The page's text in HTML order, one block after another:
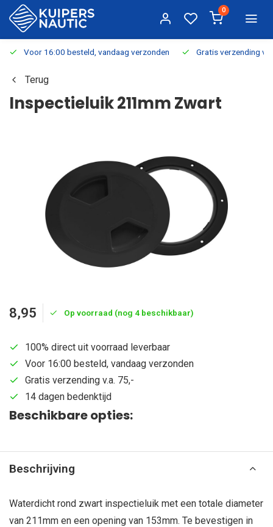
0
Voor 16:00 besteld, vandaag verzonden Gratis verzending
Terug
Inspectieluik 211mm Zwart
8,95 Op voorraad (nog 4 beschikbaar)
100% direct uit voorraad leverbaar
Voor 16:00 besteld, vandaag verzonden
Gratis verzending v.a. 75,-
14 dagen bedenktijd
Beschikbare opties:
Beschrijving
Waterdicht rond zwart inspectieluik met een totale diameter
van 211mm en een opening van 153mm. Te bevestigen in